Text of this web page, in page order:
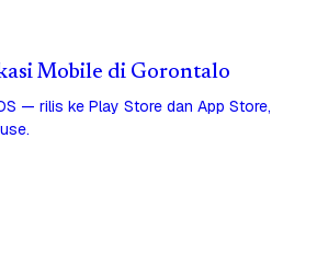
Mobile di Gorontalo
— rilis ke Play Store dan App Store,